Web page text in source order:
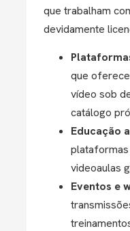
que trabalham
devidamente
que
vídeo sob
catálogo
Educação
videoaulas
Eventos e